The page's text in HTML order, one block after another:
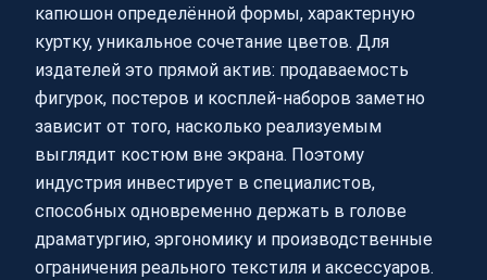
капюшон определённой формы, характерную
куртку, уникальное сочетание цветов. Для
издателей это прямой актив: продаваемость
фигурок, постеров и косплей-наборов заметно
зависит от того, насколько реализуемым
выглядит костюм вне экрана. Поэтому
индустрия инвестирует в специалистов,
способных одновременно держать в голове
драматургию, эргономику и производственные
ограничения реального текстиля и аксессуаров.